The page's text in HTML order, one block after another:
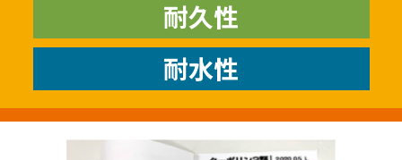
耐久性
耐水性